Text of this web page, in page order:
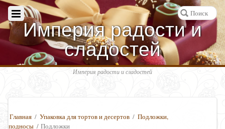
Империя радости и
сладостей
Империя радости и сладостей
Главная / Упаковка для тортов и десертов / Подложки,
подносы / Подложки